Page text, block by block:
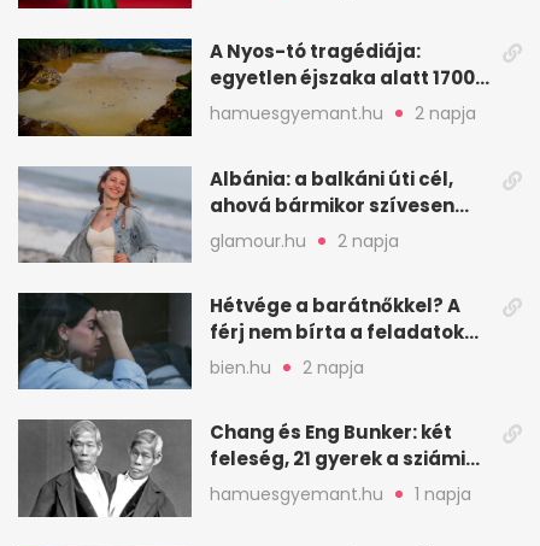
A Nyos-tó tragédiája:
egyetlen éjszaka alatt 1700
ember halt meg
hamuesgyemant.hu 2 napja
Albánia: a balkáni úti cél,
ahová bármikor szívesen
visszamennék
glamour.hu 2 napja
Hétvége a barátnőkkel? A
férj nem bírta a feladatokat,
a feleség levegőt kér
bien.hu 2 napja
Chang és Eng Bunker: két
feleség, 21 gyerek a sziámi
ikrek életében
hamuesgyemant.hu 1 napja